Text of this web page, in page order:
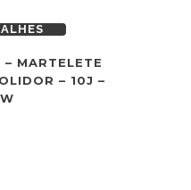
MARTELETE
– 10J –